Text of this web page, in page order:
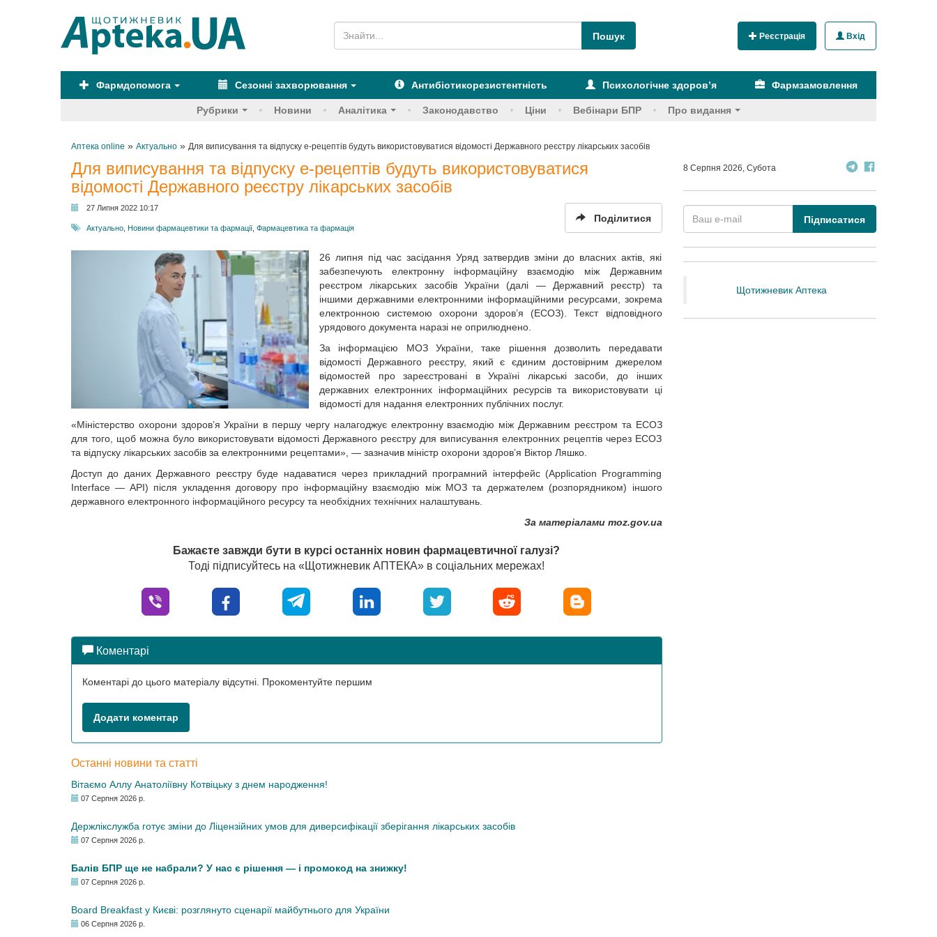
Реєстрація Вхід
Фармдопомога Сезонні захворювання Антибіотикорезистентність Психологічне здоров’я Фармзамовлення
Рубрики Новини Аналітика Законодавство Ціни Вебінари БПР Про видання
Аптека online » Актуально » Для виписування та відпуску е-рецептів будуть використовуватися відомості Державного реєстру лікарських засобів
Для виписування та відпуску е-рецептів будуть використовуватися
відомості Державного реєстру лікарських засобів
27 Липня 2022 10:17
Актуально Новини фармацевтики та фармації Фармацевтика та фармація
Поділитися
26 липня під час засідання Уряд затвердив зміни до власних актів, які
забезпечують електронну інформаційну взаємодію між Державним
реєстром лікарських засобів України (далі — Державний реєстр) та
іншими державними електронними інформаційними ресурсами, зокрема
електронною системою охорони здоров’я (ЕСОЗ). Текст відповідного
урядового документа наразі не оприлюднено.
За інформацією МОЗ України, таке рішення дозволить передавати
відомості Державного реєстру, який є єдиним достовірним джерелом
відомостей про зареєстровані в Україні лікарські засоби, до інших
державних електронних інформаційних ресурсів та використовувати ці
відомості для надання електронних публічних послуг.
«Міністерство охорони здоров’я України в першу чергу налагоджує електронну взаємодію між Державним реєстром та ЕСОЗ
для того, щоб можна було використовувати відомості Державного реєстру для виписування електронних рецептів через ЕСОЗ
та відпуску лікарських засобів за електронними рецептами», — зазначив міністр охорони здоров’я Віктор Ляшко.
Доступ до даних Державного реєстру буде надаватися через прикладний програмний інтерфейс (Application Programming
Interface — API) після укладення договору про інформаційну взаємодію між МОЗ та держателем (розпорядником) іншого
державного електронного інформаційного ресурсу та необхідних технічних налаштувань.
За матеріалами moz.gov.ua
Бажаєте завжди бути в курсі останніх новин фармацевтичної галузі?
Тоді підписуйтесь на «Щотижневик АПТЕКА» в соціальних мережах!
Коментарі
Коментарі до цього матеріалу відсутні. Прокоментуйте першим
Додати коментар
Останні новини та статті
Вітаємо Аллу Анатоліївну Котвіцьку з днем народження!
07 Серпня 2026 р.
Держлікслужба готує зміни до Ліцензійних умов для диверсифікації зберігання лікарських засобів
07 Серпня 2026 р.
Балів БПР ще не набрали? У нас є рішення — і промокод на знижку!
07 Серпня 2026 р.
Board Breakfast у Києві: розглянуто сценарії майбутнього для України
06 Серпня 2026 р.
8 Серпня 2026, Субота
Підписатися
Щотижневик Аптека